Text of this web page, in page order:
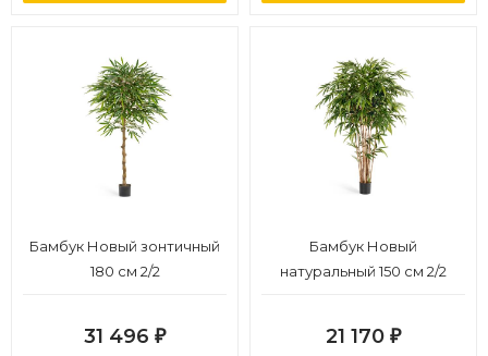
Бамбук Новый зонтичный
180 см 2/2
31 496 ₽
Бамбук Новый
натуральный 150 см 2/2
21 170 ₽